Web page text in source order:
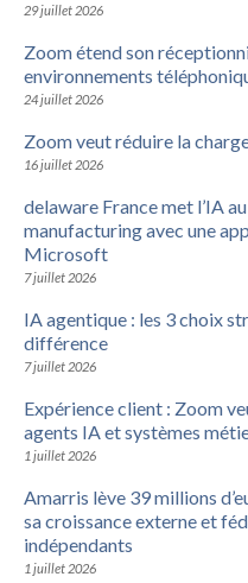
29 juillet 2026
Zoom étend son
environnements
24 juillet 2026
Zoom veut réduire la
16 juillet 2026
delaware France met l’IA
manufacturing avec une
Microsoft
7 juillet 2026
IA agentique : les 3 choix
différence
7 juillet 2026
Expérience client : Zoom
agents IA et systèmes
1 juillet 2026
Amarris lève 39 millions
sa croissance externe et
indépendants
1 juillet 2026